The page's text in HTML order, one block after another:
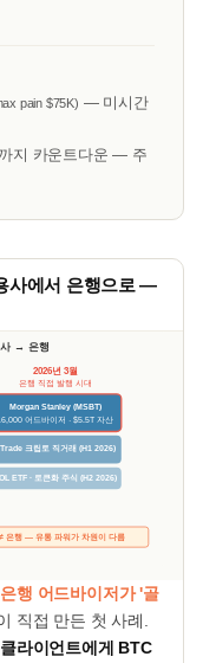
pain $75K) — 미시간
지 카운트다운 — 주
사에서 은행으로 —
사 → 은행
2026년 3월
은행 직접 발행 시대
Morgan Stanley (MSBT)
어드바이저 · $5.5T 자산
크립토 직거래 (H1 2026)
ETF · 토큰화 주식 (H2 2026)
은행 — 유통 파워가 차원이 다름
행 어드바이저가 '골
직접 만든 첫 사례.
라이언트에게 BTC